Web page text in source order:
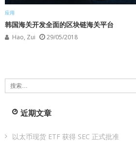
应用
韩国海关开发全面的区块链海关平台
Hao, Zui 29/05/2018
搜
索：
近期文章
以太币现货 ETF 获得 SEC 正式批准